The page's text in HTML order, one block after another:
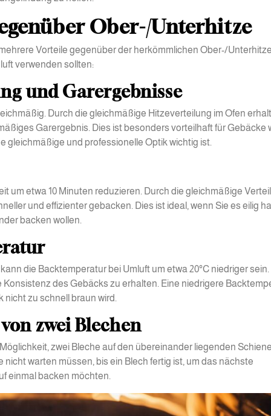
Ober-/Unterhitze
Vorteile gegenüber der herkömmlichen Ober-/
verwenden sollten:
und Garergebnisse
Durch die gleichmäßige Hitzeverteilung im Ofen
Garergebnis. Dies ist besonders vorteilhaft für Gebäcke
gleichmäßige und professionelle Optik wichtig ist.
um etwa 10 Minuten reduzieren. Durch die gleichmäßige
und effizienter gebacken. Dies ist ideal, wenn Sie es eilig
backen wollen.
die Backtemperatur bei Umluft um etwa 20°C niedriger sein.
des Gebäcks zu erhalten. Eine niedrigere
zu schnell braun wird.
zwei Blechen
zwei Bleche auf den übereinander liegenden
warten müssen, bis ein Blech fertig ist, um das nächste
einmal backen möchten.